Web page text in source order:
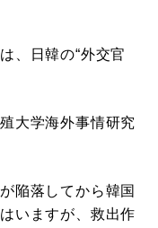
、日韓の“外交官
大学海外事情研究
陥落してから韓国
いますが、救出作